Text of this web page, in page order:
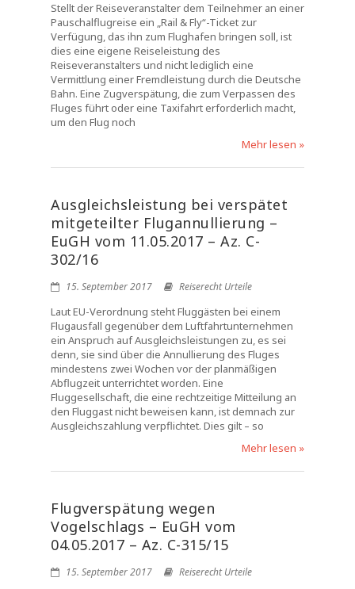
Stellt der Reiseveranstalter dem Teilnehmer an einer
Pauschalflugreise ein „Rail & Fly“-Ticket zur
Verfügung, das ihn zum Flughafen bringen soll, ist
dies eine eigene Reiseleistung des
Reiseveranstalters und nicht lediglich eine
Vermittlung einer Fremdleistung durch die Deutsche
Bahn. Eine Zugverspätung, die zum Verpassen des
Fluges führt oder eine Taxifahrt erforderlich macht,
um den Flug noch
Mehr lesen »
Ausgleichsleistung bei verspätet
mitgeteilter Flugannullierung –
EuGH vom 11.05.2017 – Az. C-
302/16
15. September 2017 Reiserecht Urteile
Laut EU-Verordnung steht Fluggästen bei einem
Flugausfall gegenüber dem Luftfahrtunternehmen
ein Anspruch auf Ausgleichsleistungen zu, es sei
denn, sie sind über die Annullierung des Fluges
mindestens zwei Wochen vor der planmäßigen
Abflugzeit unterrichtet worden. Eine
Fluggesellschaft, die eine rechtzeitige Mitteilung an
den Fluggast nicht beweisen kann, ist demnach zur
Ausgleichszahlung verpflichtet. Dies gilt – so
Mehr lesen »
Flugverspätung wegen
Vogelschlags – EuGH vom
04.05.2017 – Az. C-315/15
15. September 2017 Reiserecht Urteile